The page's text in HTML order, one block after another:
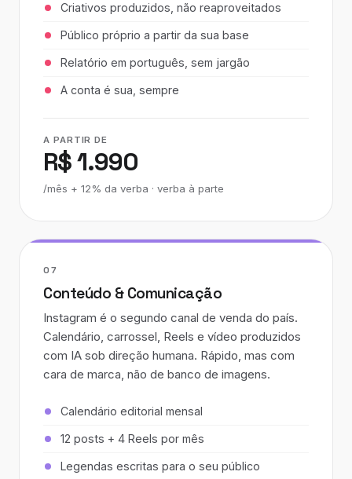
Criativos produzidos, não reaproveitados
Público próprio a partir da sua base
Relatório em português, sem jargão
A conta é sua, sempre
A PARTIR DE
R$ 1.990
/mês + 12% da verba · verba à parte
07
Conteúdo & Comunicação
Instagram é o segundo canal de venda do país.
Calendário, carrossel, Reels e vídeo produzidos
com IA sob direção humana. Rápido, mas com
cara de marca, não de banco de imagens.
Calendário editorial mensal
12 posts + 4 Reels por mês
Legendas escritas para o seu público